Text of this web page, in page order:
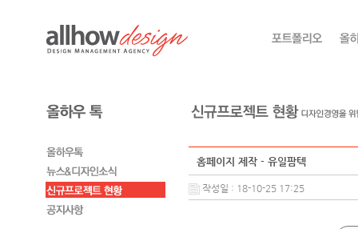
홈페이지 제작 - 유일팜텍
작성일 : 18-10-25 17:25